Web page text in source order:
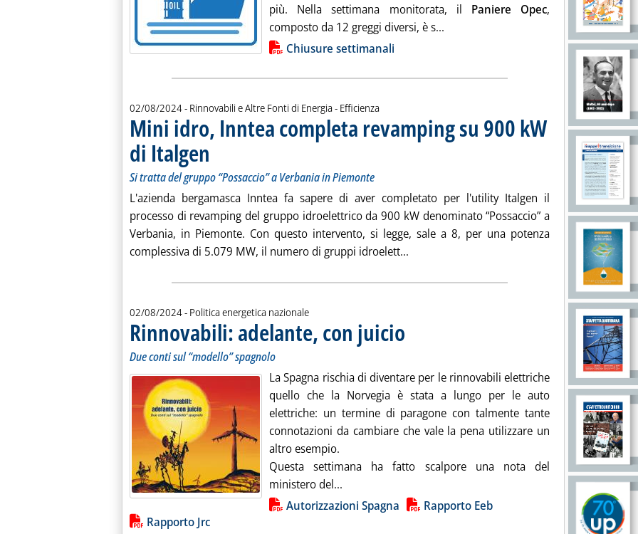
più. Nella settimana monitorata, il Paniere Opec,
composto da 12 greggi diversi, è s... Leggi tutta la notizia: 'Chiusure
Lista allegati PDF alla notiziaChiusure settimanali
02/08/2024- Rinnovabili e Altre Fonti di Energia - Efficienza
Mini idro, Inntea completa revamping su 900 kW
di Italgen . Sottotitolo: Si tratta del gruppo “Possaccio” a Verbania in Piemonte
. Pubblicata venerdì 02 agosto 2024 alle 14.13.
Si tratta del gruppo “Possaccio” a Verbania in Piemonte
L'azienda bergamasca Inntea fa sapere di aver completato per l'utility Italgen il
processo di revamping del gruppo idroelettrico da 900 kW denominato “Possaccio” a
Verbania, in Piemonte. Con questo intervento, si legge, sale a 8, per una potenza
complessiva di 5.079 MW, il numero di gruppi idroelett... Leggi tutta la notizia: 'Mini idro, Inntea
02/08/2024- Politica energetica nazionale
Rinnovabili: adelante, con juicio
Due conti sul “modello” spagnolo
La Spagna rischia di diventare per le rinnovabili elettriche
quello che la Norvegia è stata a lungo per le auto
elettriche: un termine di paragone con talmente tante
connotazioni da cambiare che vale la pena utilizzare un
altro esempio.
Questa settimana ha fatto scalpore una nota del
ministero del... Leggi tutta la notizia: 'Rinnovabili: adelante, con juicio'
Lista allegati PDF alla notiziaAutorizzazioni Spagna
Rapporto Eeb
Rapporto Jrc